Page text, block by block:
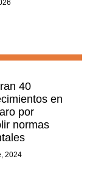
40
en
por
normas
2024